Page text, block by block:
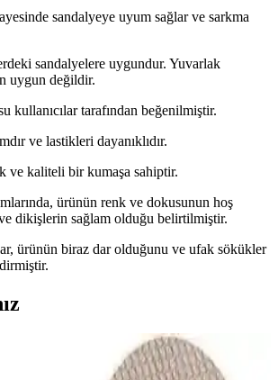
sandalyeye uyum sağlar ve sarkma
sandalyelere uygundur. Yuvarlak
uygun değildir.
kullanıcılar tarafından beğenilmiştir.
ve lastikleri dayanıklıdır.
ve kaliteli bir kumaşa sahiptir.
ürünün renk ve dokusunun hoş
dikişlerin sağlam olduğu belirtilmiştir.
ürünün biraz dar olduğunu ve ufak sökükler
Tuchmall Kadife Sandalye Kılıfı